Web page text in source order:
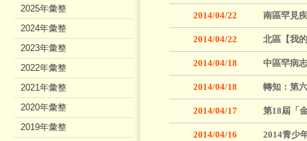
2014/04/22 南區罕見
2014/04/22 北區【我
2014/04/18 中區罕病
2014/04/18 轉知：第
2014/04/17 第18屆「
2014/04/16 2014青少
2025年彙整
2024年彙整
2023年彙整
2022年彙整
2021年彙整
2020年彙整
2019年彙整